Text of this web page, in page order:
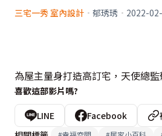
三宅一秀 室內設計 · 郁琇琇 · 2022-
為屋主量身打造高訂宅，天使總
喜歡這部影片嗎?
LINE Facebook